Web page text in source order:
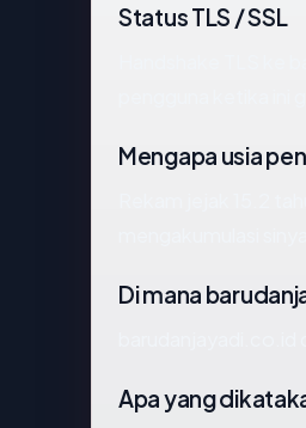
Status TLS / SSL
Mengapa usia
Di mana
Apa yang